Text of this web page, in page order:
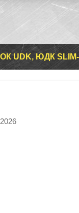
UDK, ЮДК SLIM-